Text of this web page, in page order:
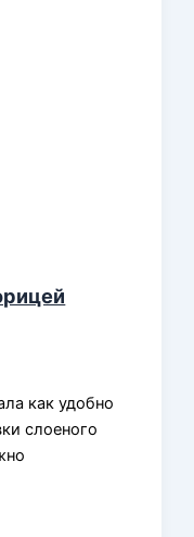
как удобно
слоеного